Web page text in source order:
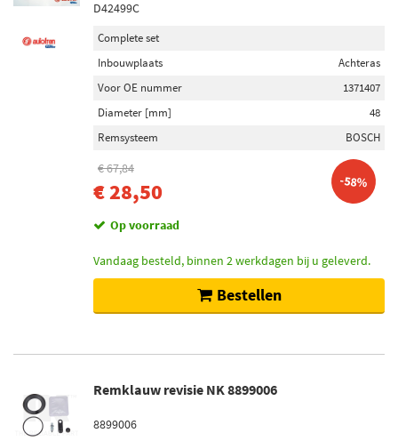
D42499C
Complete set
Inbouwplaats
Achteras
Voor OE nummer
1371407
Diameter [mm]
48
Remsysteem
BOSCH
€ 67,84
€ 28,50 -58%
Op voorraad
Vandaag besteld, binnen 2 werkdagen bij u geleverd.
Bestellen
Remklauw revisie NK 8899006
8899006